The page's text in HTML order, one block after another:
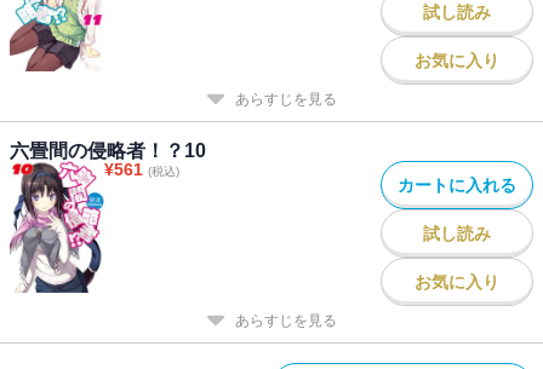
試し読み
お気に入り
あらすじを見る
六畳間の侵略者！？10
¥561 (税込)
カートに入れる
試し読み
お気に入り
あらすじを見る